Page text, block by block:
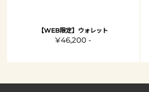
【WEB限定】ウォレット
¥46,200 -